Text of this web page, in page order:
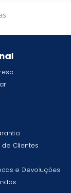
Clientes
e Devoluções